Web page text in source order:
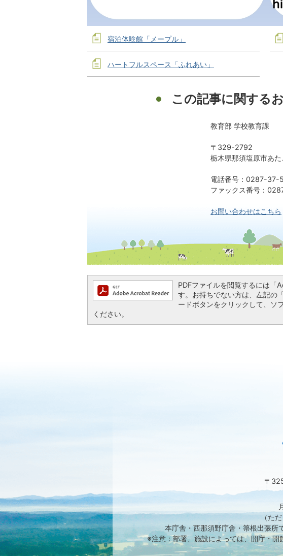
宿泊体験館「メープル」
ハートフルスペース「ふれあい」
この記事に関する
教育部 学校教育課
〒329-2792
栃木県那須塩原市あ
電話番号：0287-37-
ファックス番号：
お問い合わせはこちら
PDFファイルを閲覧するには
す。お持ちでない方は、左記
ードボタンをクリックして、ソ
ください。
〒
（た
本庁舎・西那須野庁舎・箒根出張所
※注意：部署、施設によっては、開庁・開